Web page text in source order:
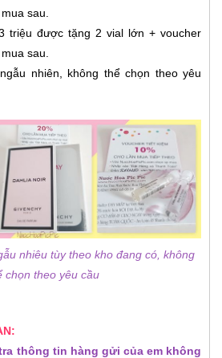
sau.
triệu được tặng 2 vial lớn + voucher
sau.
nhiên, không thể chọn theo yêu
nhiêu tùy theo kho đang có, không
chọn theo yêu cầu
thông tin hàng gửi của em không